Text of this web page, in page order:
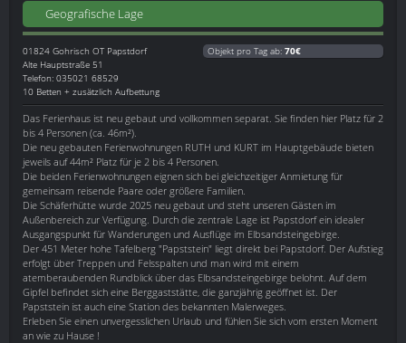
Geografische Lage
01824 Gohrisch OT Papstdorf
Alte Hauptstraße 51
Telefon: 035021 68529
10 Betten + zusätzlich Aufbettung
Objekt pro Tag ab: 70€
Das Ferienhaus ist neu gebaut und vollkommen separat. Sie finden hier Platz für 2
bis 4 Personen (ca. 46m²).
Die neu gebauten Ferienwohnungen RUTH und KURT im Hauptgebäude bieten
jeweils auf 44m² Platz für je 2 bis 4 Personen.
Die beiden Ferienwohnungen eignen sich bei gleichzeitiger Anmietung für
gemeinsam reisende Paare oder größere Familien.
Die Schäferhütte wurde 2025 neu gebaut und steht unseren Gästen im
Außenbereich zur Verfügung. Durch die zentrale Lage ist Papstdorf ein idealer
Ausgangspunkt für Wanderungen und Ausflüge im Elbsandsteingebirge.
Der 451 Meter hohe Tafelberg "Papststein" liegt direkt bei Papstdorf. Der Aufstieg
erfolgt über Treppen und Felsspalten und man wird mit einem
atemberaubenden Rundblick über das Elbsandsteingebirge belohnt. Auf dem
Gipfel befindet sich eine Berggaststätte, die ganzjährig geöffnet ist. Der
Papststein ist auch eine Station des bekannten Malerweges.
Erleben Sie einen unvergesslichen Urlaub und fühlen Sie sich vom ersten Moment
an wie zu Hause !